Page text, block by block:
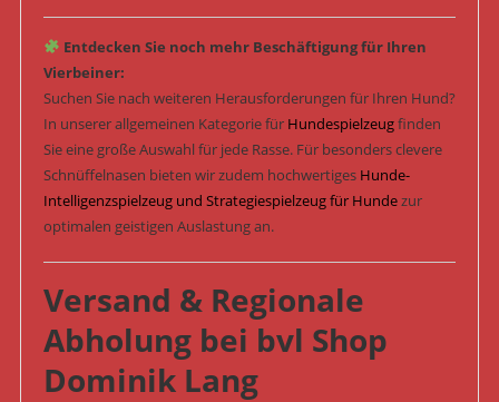
Entdecken Sie noch mehr Beschäftigung für Ihren
Vierbeiner:
Suchen Sie nach weiteren Herausforderungen für Ihren Hund?
In unserer allgemeinen Kategorie für Hundespielzeugfinden
Sie eine große Auswahl für jede Rasse. Für besonders clevere
Schnüffelnasen bieten wir zudem hochwertiges Hunde-
Intelligenzspielzeug und Strategiespielzeug für Hundezur
optimalen geistigen Auslastung an.
Versand & Regionale
Abholung bei bvl Shop
Dominik Lang